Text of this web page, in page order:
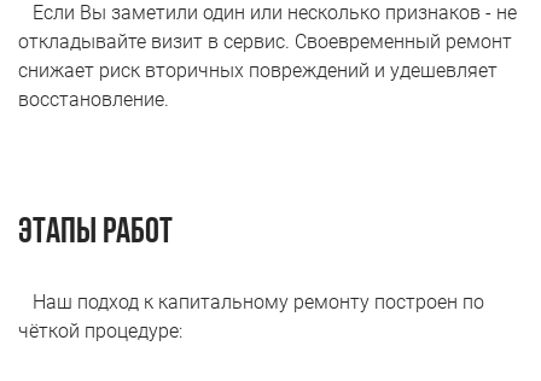
Если Вы заметили один или несколько признаков - не
откладывайте визит в сервис. Своевременный ремонт
снижает риск вторичных повреждений и удешевляет
восстановление.
Этапы работ
Наш подход к капитальному ремонту построен по
чёткой процедуре: